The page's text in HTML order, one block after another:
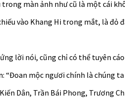
màn ảnh như cũ là một cái
vào Khang Hi trong mắt, là
lời nói, cũng chỉ có thể tuyên
“Đoan mộc ngươi chính là chúng
Dân, Trần Bái Phong, Trương